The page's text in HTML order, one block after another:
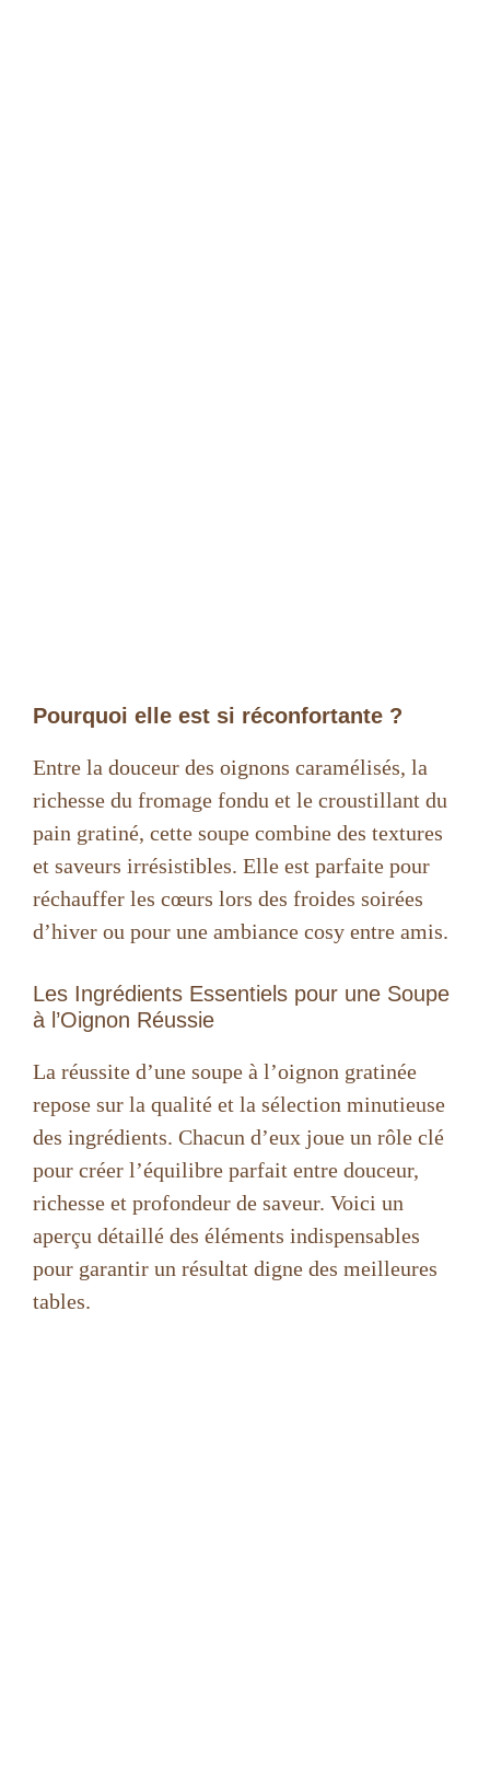
Pourquoi elle est si réconfortante ?
Entre la douceur des oignons caramélisés, la
richesse du fromage fondu et le croustillant du
pain gratiné, cette soupe combine des textures
et saveurs irrésistibles. Elle est parfaite pour
réchauffer les cœurs lors des froides soirées
d’hiver ou pour une ambiance cosy entre amis.
Les Ingrédients Essentiels pour une Soupe
à l’Oignon Réussie
La réussite d’une soupe à l’oignon gratinée
repose sur la qualité et la sélection minutieuse
des ingrédients. Chacun d’eux joue un rôle clé
pour créer l’équilibre parfait entre douceur,
richesse et profondeur de saveur. Voici un
aperçu détaillé des éléments indispensables
pour garantir un résultat digne des meilleures
tables.